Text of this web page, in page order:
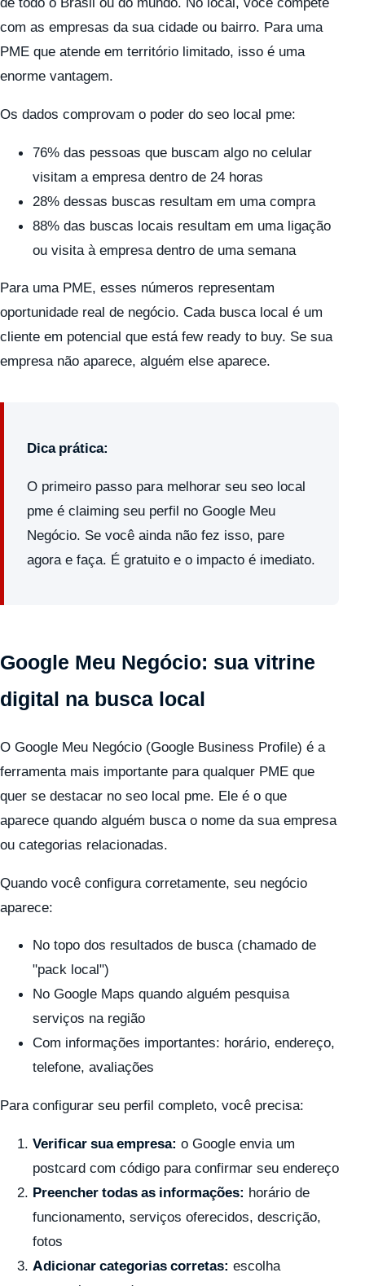
com as empresas da sua cidade ou bairro. Para uma
PME que atende em território limitado, isso é uma
enorme vantagem.
Os dados comprovam o poder do seo local pme:
76% das pessoas que buscam algo no celular
visitam a empresa dentro de 24 horas
28% dessas buscas resultam em uma compra
88% das buscas locais resultam em uma ligação
ou visita à empresa dentro de uma semana
Para uma PME, esses números representam
oportunidade real de negócio. Cada busca local é um
cliente em potencial que está few ready to buy. Se sua
empresa não aparece, alguém else aparece.
Dica prática:
O primeiro passo para melhorar seu seo local
pme é claiming seu perfil no Google Meu
Negócio. Se você ainda não fez isso, pare
agora e faça. É gratuito e o impacto é imediato.
Google Meu Negócio: sua vitrine
digital na busca local
O Google Meu Negócio (Google Business Profile) é a
ferramenta mais importante para qualquer PME que
quer se destacar no seo local pme. Ele é o que
aparece quando alguém busca o nome da sua empresa
ou categorias relacionadas.
Quando você configura corretamente, seu negócio
aparece:
No topo dos resultados de busca (chamado de
"pack local")
No Google Maps quando alguém pesquisa
serviços na região
Com informações importantes: horário, endereço,
telefone, avaliações
Para configurar seu perfil completo, você precisa:
Verificar sua empresa: o Google envia um
postcard com código para confirmar seu endereço
Preencher todas as informações: horário de
funcionamento, serviços oferecidos, descrição,
fotos
Adicionar categorias corretas: escolha